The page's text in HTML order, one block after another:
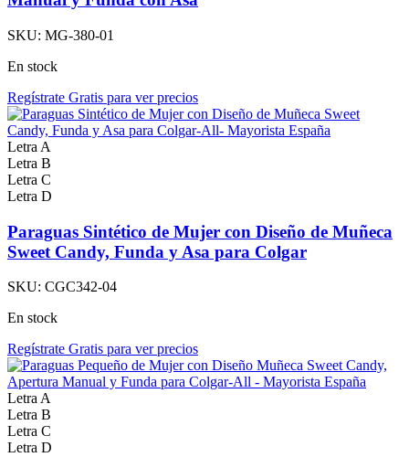
SKU: MG-380-01
En stock
Regístrate Gratis para ver precios
Letra A
Letra B
Letra C
Letra D
Paraguas Sintético de Mujer con Diseño de Muñeca
Sweet Candy, Funda y Asa para Colgar
SKU: CGC342-04
En stock
Regístrate Gratis para ver precios
Letra A
Letra B
Letra C
Letra D